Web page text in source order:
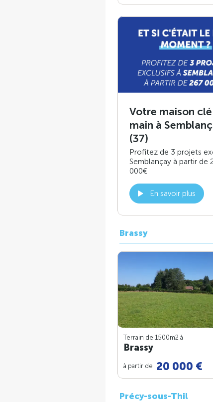
Votre maison
main à
(37)
Profitez de 3 projets
Semblançay à partir de
000€
En savoir plus
Brassy
Terrain de 1500m2 à
Brassy
à partir de 20 000 €
Précy-sous-Thil